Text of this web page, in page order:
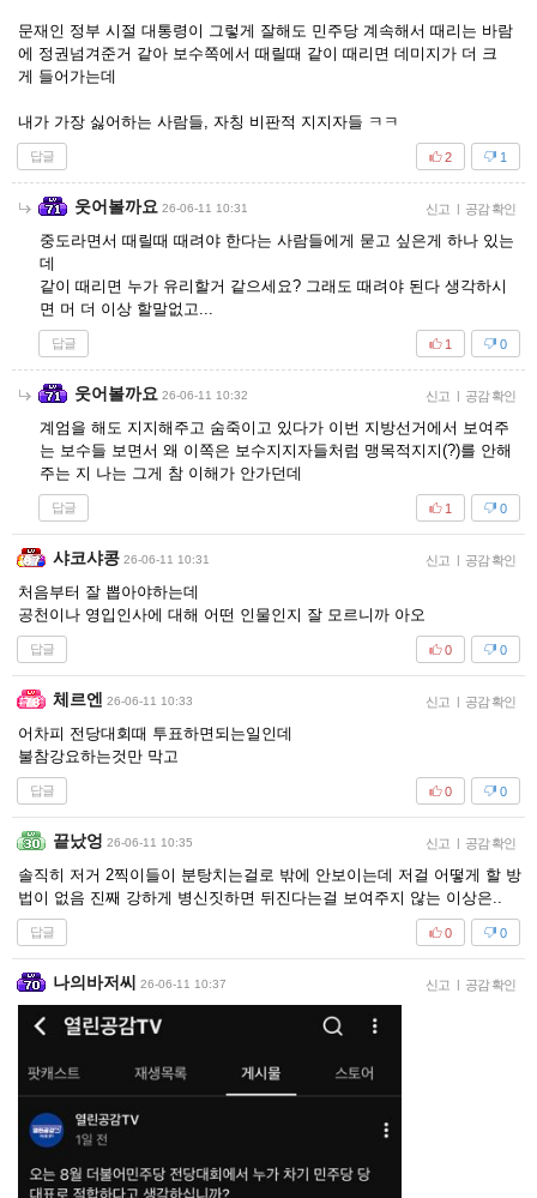
문재인 정부 시절 대통령이 그렇게 잘해도 민주당 계속해서 때리는 바람
에 정권넘겨준거 같아 보수쪽에서 때릴때 같이 때리면 데미지가 더 크
게 들어가는데
내가 가장 싫어하는 사람들, 자칭 비판적 지지자들 ㅋㅋ
답글 1
2
웃어볼까요 26-06-11 10:31 신고 | 공감 확인
중도라면서 때릴때 때려야 한다는 사람들에게 묻고 싶은게 하나 있는
데
같이 때리면 누가 유리할거 같으세요? 그래도 때려야 된다 생각하시
면 머 더 이상 할말없고...
답글 0
1
웃어볼까요 26-06-11 10:32 신고 | 공감 확인
계엄을 해도 지지해주고 숨죽이고 있다가 이번 지방선거에서 보여주
는 보수들 보면서 왜 이쪽은 보수지지자들처럼 맹목적지지(?)를 안해
주는 지 나는 그게 참 이해가 안가던데
답글 0
1
샤코샤콩 26-06-11 10:31 신고 | 공감 확인
처음부터 잘 뽑아야하는데
공천이나 영입인사에 대해 어떤 인물인지 잘 모르니까 아오
답글 0
0
체르엔 26-06-11 10:33 신고 | 공감 확인
어차피 전당대회때 투표하면되는일인데
불참강요하는것만 막고
답글 0
0
끝났엉 26-06-11 10:35 신고 | 공감 확인
솔직히 저거 2찍이들이 분탕치는걸로 밖에 안보이는데 저걸 어떻게 할 방
법이 없음 진째 강하게 병신짓하면 뒤진다는걸 보여주지 않는 이상은..
답글 0
0
나의바저씨 26-06-11 10:37 신고 | 공감 확인